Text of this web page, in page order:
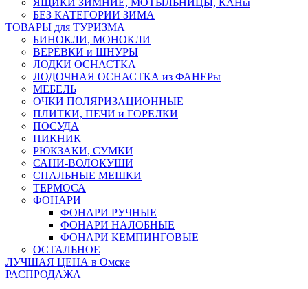
ЯЩИКИ ЗИМНИЕ, МОТЫЛЬНИЦЫ, КАНы
БЕЗ КАТЕГОРИИ ЗИМА
ТОВАРЫ для ТУРИЗМА
БИНОКЛИ, МОНОКЛИ
ВЕРЁВКИ и ШНУРЫ
ЛОДКИ ОСНАСТКА
ЛОДОЧНАЯ ОСНАСТКА из ФАНЕРы
МЕБЕЛЬ
ОЧКИ ПОЛЯРИЗАЦИОННЫЕ
ПЛИТКИ, ПЕЧИ и ГОРЕЛКИ
ПОСУДА
ПИКНИК
РЮКЗАКИ, СУМКИ
САНИ-ВОЛОКУШИ
СПАЛЬНЫЕ МЕШКИ
ТЕРМОСА
ФОНАРИ
ФОНАРИ РУЧНЫЕ
ФОНАРИ НАЛОБНЫЕ
ФОНАРИ КЕМПИНГОВЫЕ
ОСТАЛЬНОЕ
ЛУЧШАЯ ЦЕНА в Омске
РАСПРОДАЖА